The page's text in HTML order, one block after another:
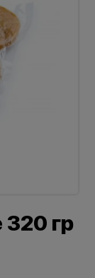
гр